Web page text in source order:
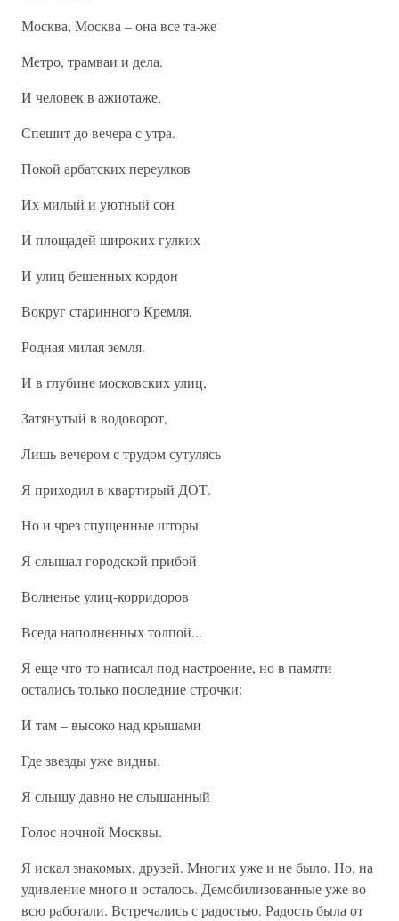
Москва, Москва – она все та-же
Метро, трамваи и дела.
И человек в ажиотаже,
Спешит до вечера с утра.
Покой арбатских переулков
Их милый и уютный сон
И площадей широких гулких
И улиц бешенных кордон
Вокруг старинного Кремля,
Родная милая земля.
И в глубине московских улиц,
Затянутый в водоворот,
Лишь вечером с трудом сутулясь
Я приходил в квартирый ДОТ.
Но и чрез спущенные шторы
Я слышал городской прибой
Волненье улиц-корридоров
Вседа наполненных толпой...
Я еще что-то написал под настроение, но в памяти
остались только последние строчки:
И там – высоко над крышами
Где звезды уже видны.
Я слышу давно не слышанный
Голос ночной Москвы.
Я искал знакомых, друзей. Многих уже и не было. Но, на
удивление много и осталось. Демобилизованные уже во
всю работали. Встречались с радостью. Радость была от